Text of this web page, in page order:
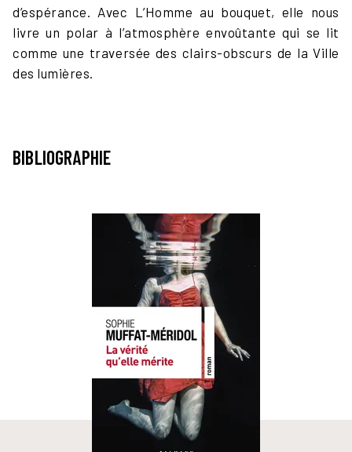
d’espérance. Avec L’Homme au bouquet, elle nous
livre un polar à l’atmosphère envoûtante qui se lit
comme une traversée des clairs-obscurs de la Ville
des lumières.
BIBLIOGRAPHIE